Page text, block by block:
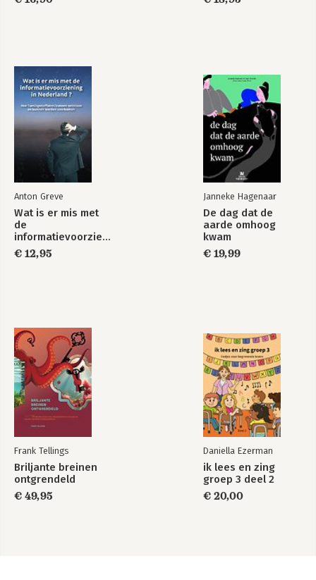
Anton Greve
Wat is er mis met
de
informatievoorziening
in Nederland ?
€ 12,95
Janneke Hagenaar
De dag dat de
aarde omhoog
kwam
€ 19,99
Frank Tellings
Briljante breinen
ontgrendeld
€ 49,95
Daniella Ezerman
ik lees en zing
groep 3 deel 2
€ 20,00